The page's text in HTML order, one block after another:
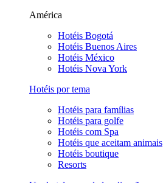
América
Hotéis Bogotá
Hotéis Buenos Aires
Hotéis México
Hotéis Nova York
Hotéis por tema
Hotéis para famílias
Hotéis para golfe
Hotéis com Spa
Hotéis que aceitam animais
Hotéis boutique
Resorts